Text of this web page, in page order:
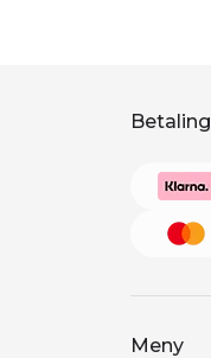
Betaling
Meny